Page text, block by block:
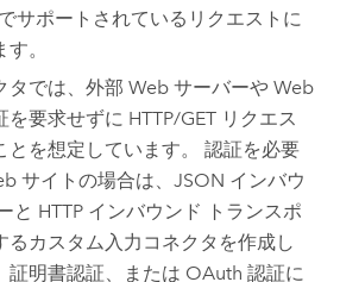
サポートされているリクエストに
。
タでは、外部 Web サーバーや Web
を要求せずに HTTP/GET リクエス
とを想定しています。 認証を必要
サイトの場合は、JSON インバウ
と HTTP インバウンド トランスポ
るカスタム入力コネクタを作成し
証明書認証、または OAuth 認証に